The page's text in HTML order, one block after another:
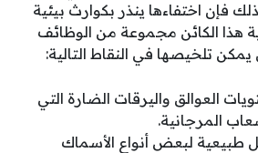
فإن اختفاءها ينذر بكوارث بيئية
هذا الكائن مجموعة من الوظائف
يمكن تلخيصها في النقاط التالية:
العوالق واليرقات الضارة التي
المرجانية.
طبيعية لبعض أنواع الأسماك